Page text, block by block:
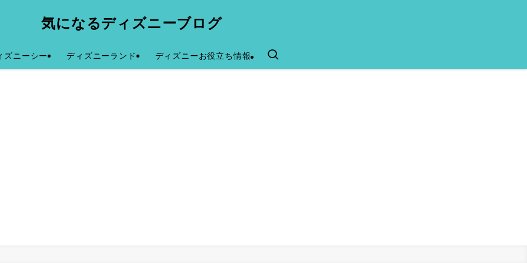
気になるディズニーブログ
ズニーシー ディズニーランド ディズニーお役立ち情報